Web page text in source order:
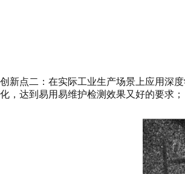
创新点二：在实际工业生产场景上应用深
化，达到易用易维护检测效果又好的要求；